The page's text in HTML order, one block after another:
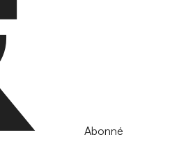
Abonné